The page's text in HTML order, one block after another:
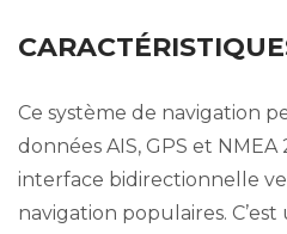
Ce système de navigation
données AIS, GPS et
interface bidirectionnelle
navigation populaires.